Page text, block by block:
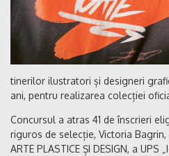
tinerilor ilustratori și designeri
ani, pentru realizarea colecției
Concursul a atras 41 de înscrieri
riguros de selecție, Victoria Bagrin,
ARTE PLASTICE ȘI DESIGN, a UPS